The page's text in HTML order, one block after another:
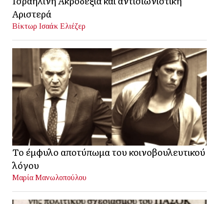
Αριστερά
Βίκτωρ Ισαάκ Ελιέζερ
Το έμφυλο αποτύπωμα του κοινοβουλευτικού
λόγου
Μαρία Μανωλοπούλου